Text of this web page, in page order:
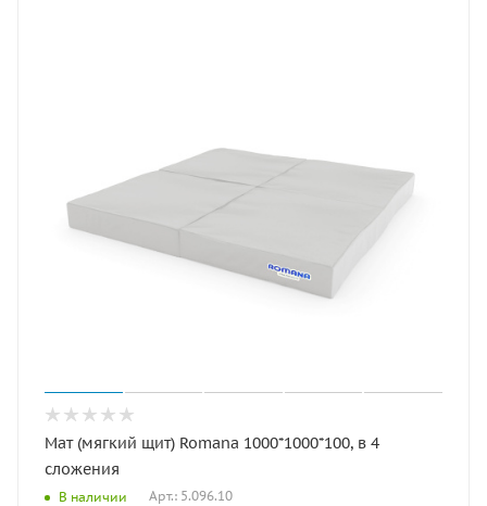
Мат (мягкий щит) Romana 1000*1000*100, в 4
сложения
В наличии Арт.: 5.096.10